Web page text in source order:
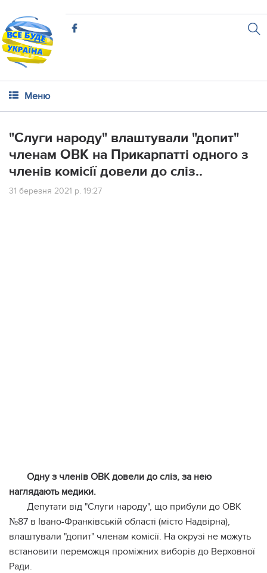
Меню
"Слуги народу" влаштували "допит"
членам ОВК на Прикарпатті одного з
членів комісії довели до сліз..
31 березня 2021 р. 19:27
Одну з членів ОВК довели до сліз, за нею
наглядають медики.
Депутати від "Слуги народу", що прибули до ОВК
№87 в Івано-Франківській області (місто Надвірна),
влаштували "допит" членам комісії. На окрузі не можуть
встановити переможця проміжних виборів до Верховної
Ради.